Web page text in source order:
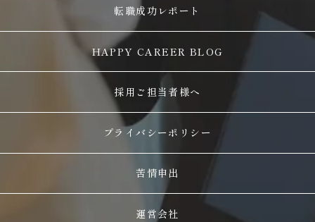
転職成功レポート
HAPPY CAREER BLOG
採用ご担当者様へ
プライバシーポリシー
苦情申出
運営会社